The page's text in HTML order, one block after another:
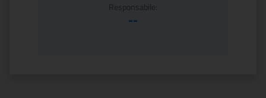
Responsabile:
--